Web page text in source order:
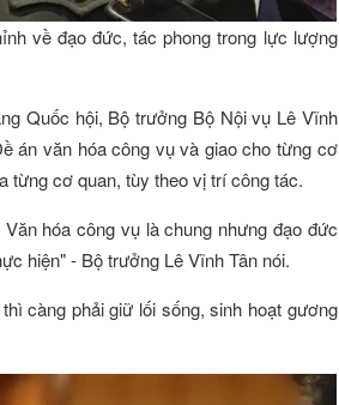
về đạo đức, tác phong trong lực lượng
Quốc hội, Bộ trưởng Bộ Nội vụ Lê Vĩnh
án văn hóa công vụ và giao cho từng cơ
từng cơ quan, tùy theo vị trí công tác.
hóa công vụ là chung nhưng đạo đức
hiện" - Bộ trưởng Lê Vĩnh Tân nói.
càng phải giữ lối sống, sinh hoạt gương